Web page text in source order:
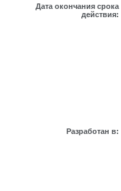
Дата окончания срока
действия:
Разработан в: